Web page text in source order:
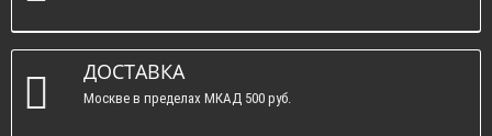
ДОСТАВКА
Москве в пределах МКАД 500 руб.